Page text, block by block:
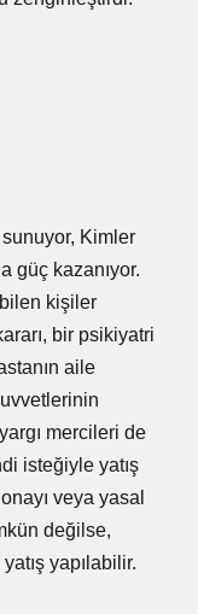
Kimler
güç kazanıyor.
kişiler
bir psikiyatri
aile
mercileri de
isteğiyle yatış
veya yasal
değilse,
yapılabilir.